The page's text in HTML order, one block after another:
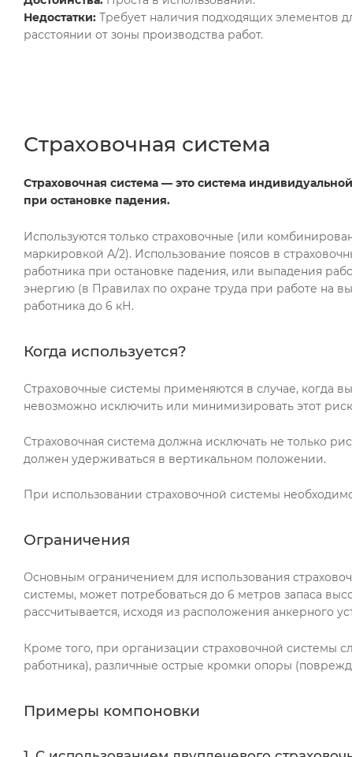
Недостатки: Требует наличия подходящих элементов
расстоянии от зоны производства работ.
Страховочная система
Страховочная система — это система
при остановке падения.
Используются только страховочные (или
маркировкой А/2). Использование поясов в
работника при остановке падения, или выпадения
энергию (в Правилах по охране труда при работе на
работника до 6 кН.
Когда используется?
Страховочные системы применяются в случае, когда
невозможно исключить или минимизировать этот
Страховочная система должна исключать не только
должен удерживаться в вертикальном положении.
При использовании страховочной системы
Ограничения
Основным ограничением для использования
системы, может потребоваться до 6 метров запаса
рассчитывается, исходя из расположения анкерного
Кроме того, при организации страховочной системы
работника), различные острые кромки опоры
Примеры компоновки